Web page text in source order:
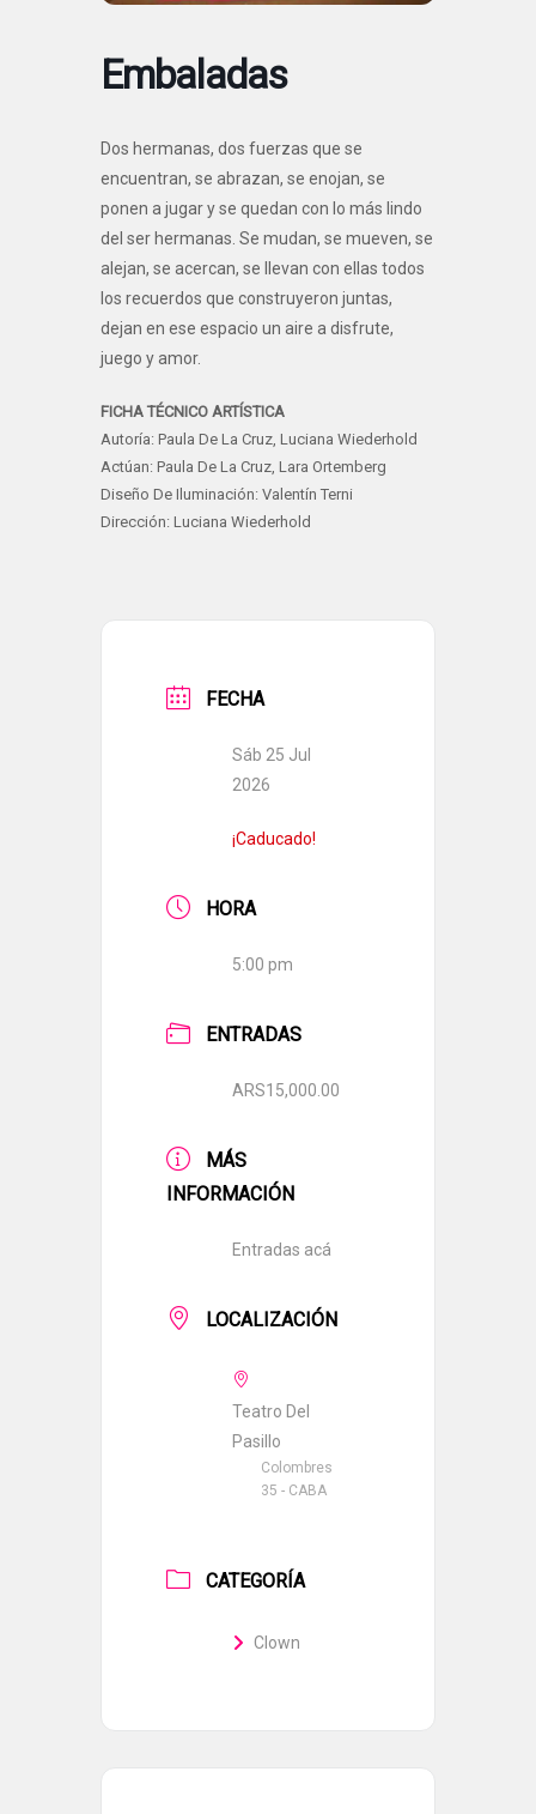
Embaladas
Dos hermanas, dos fuerzas que se
encuentran, se abrazan, se enojan, se
ponen a jugar y se quedan con lo más lindo
del ser hermanas. Se mudan, se mueven, se
alejan, se acercan, se llevan con ellas todos
los recuerdos que construyeron juntas,
dejan en ese espacio un aire a disfrute,
juego y amor.
FICHA TÉCNICO ARTÍSTICA
Autoría: Paula De La Cruz, Luciana Wiederhold
Actúan: Paula De La Cruz, Lara Ortemberg
Diseño De Iluminación: Valentín Terni
Dirección: Luciana Wiederhold
FECHA
Sáb 25 Jul
2026
¡Caducado!
HORA
5:00 pm
ENTRADAS
ARS15,000.00
MÁS
INFORMACIÓN
Entradas acá
LOCALIZACIÓN
Teatro Del
Pasillo
Colombres
35 - CABA
CATEGORÍA
Clown